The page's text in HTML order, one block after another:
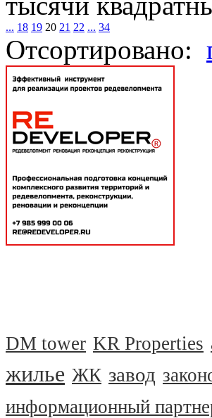
... 18 19 20 21 22 ... 34
Отсортировано:
DM tower KR Properties
жилье ЖК завод
информационный